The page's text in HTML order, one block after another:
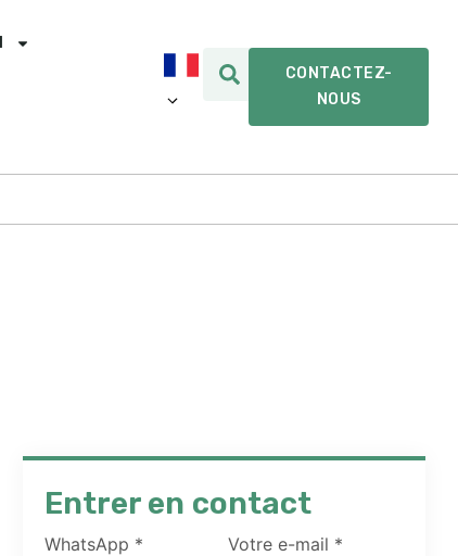
CONTACTEZ-
NOUS
Entrer en contact
WhatsApp * Votre e-mail *